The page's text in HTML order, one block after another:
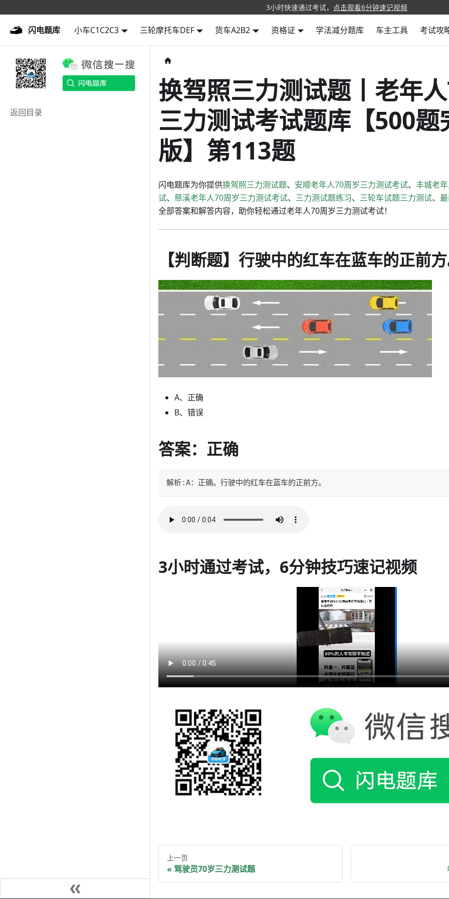
3小时快速通过考试， 点击观看6分钟速记视频
闪电题库 小车C1C2C3 三轮摩托车DEF 货车A2B2 资格证 学法减分题库 车主工具 考试攻
闪电题库
返回目录
换驾照三力测试题丨老年
三力测试考试题库【500题
版】第113题
闪电题库为你提供换驾照三力测试题、 安顺老年人70周岁三力测试考试、 丰城老
试、 慈溪老年人70周岁三力测试考试、 三力测试题练习、 三轮车试题三力测试、
全部答案和解答内容，助你轻松通过老年人70周岁三力测试考试！
【判断题】行驶中的红车在蓝车的正前
A、正确
B、错误
答案：正确
解析:A：正确。行驶中的红车在蓝车的正前方。
3小时通过考试，6分钟技巧速记视频
上一页
驾驶员70岁三力测试题